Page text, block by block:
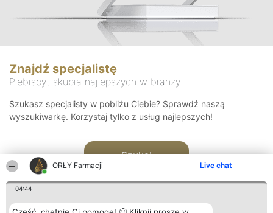
ORŁY Farmacji Live chat
04:44
Znajdź specjalistę
Plebiscyt skupia najlepszych w branży
Szukasz specjalisty w pobliżu Ciebie? Sprawdź naszą
wyszukiwarkę. Korzystaj tylko z usług najlepszych!
Szukaj